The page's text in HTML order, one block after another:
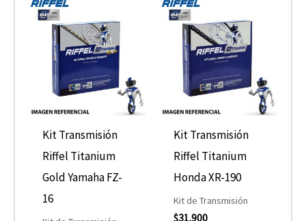
Kit Transmisión
Riffel Titanium
Gold Yamaha FZ-
16
Kit Transmisión
Riffel Titanium
Honda XR-190
Kit de Transmisión
$31.900